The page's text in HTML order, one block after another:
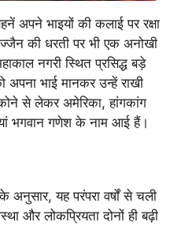
अपने भाइयों की कलाई पर रक्षा
की धरती पर भी एक अनोखी
नगरी स्थित प्रसिद्ध बड़े
भाई मानकर उन्हें राखी
से लेकर अमेरिका, हांगकांग
भगवान गणेश के नाम आई हैं।
अनुसार, यह परंपरा वर्षों से चली
और लोकप्रियता दोनों ही बढ़ी